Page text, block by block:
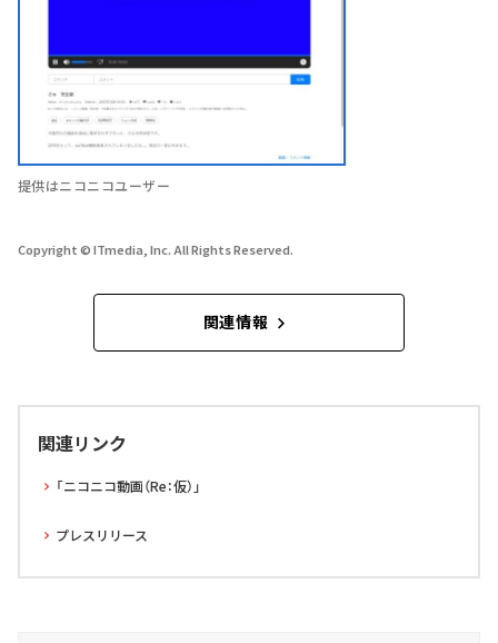
提供はニコニコユーザー
Copyright © ITmedia, Inc. All Rights Reserved.
関連情報
関連リンク
「ニコニコ動画（Re：仮）」
プレスリリース